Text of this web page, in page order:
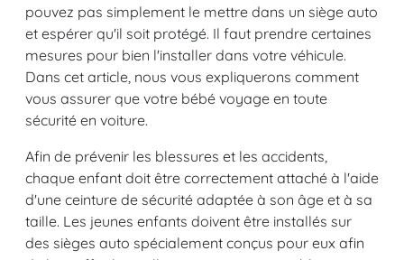
pouvez pas simplement le mettre dans un siège auto
et espérer qu'il soit protégé. Il faut prendre certaines
mesures pour bien l'installer dans votre véhicule.
Dans cet article, nous vous expliquerons comment
vous assurer que votre bébé voyage en toute
sécurité en voiture.
Afin de prévenir les blessures et les accidents,
chaque enfant doit être correctement attaché à l'aide
d'une ceinture de sécurité adaptée à son âge et à sa
taille. Les jeunes enfants doivent être installés sur
des sièges auto spécialement conçus pour eux afin